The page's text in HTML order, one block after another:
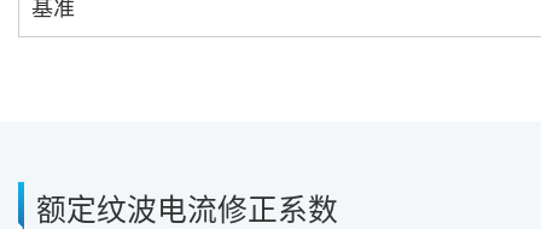
基准
额定纹波电流修正系数